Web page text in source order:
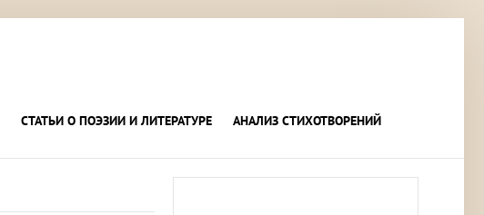
СТАТЬИ О ПОЭЗИИ И ЛИТЕРАТУРЕ АНАЛИЗ СТИХОТВОРЕНИЙ